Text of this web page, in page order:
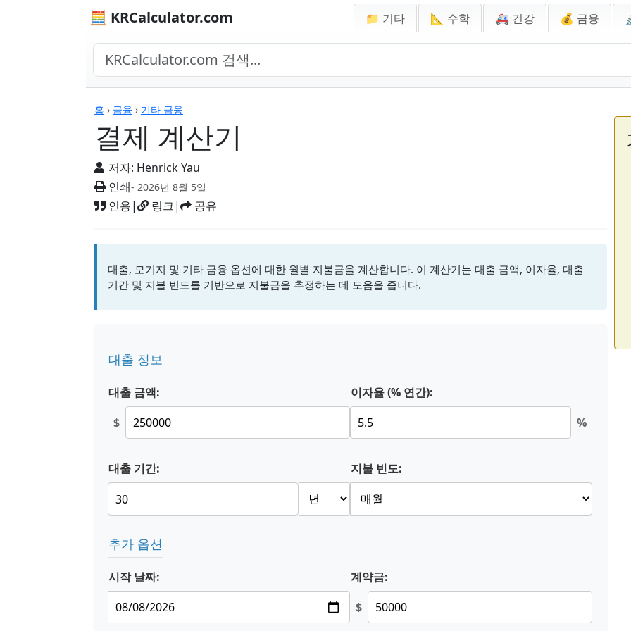
🧮 KRCalculator.com 📁 기타 📐 수학 🚑 건강 💰 금융
홈 › 금융 › 기타 금융
결제 계산기
저자: Henrick Yau
인쇄- 2026년 8월 5일
인용| 링크| 공유
계산기
대출, 모기지 및 기타 금융 옵션에 대한 월별 지불금을 계산합니다. 이 계산기는 대출 금액, 이자율, 대출
기간 및 지불 빈도를 기반으로 지불금을 추정하는 데 도움을 줍니다.
대출 정보
대출 금액:
$
이자율 (% 연간):
%
대출 기간: 지불 빈도:
추가 옵션
시작 날짜:
계약금:
$